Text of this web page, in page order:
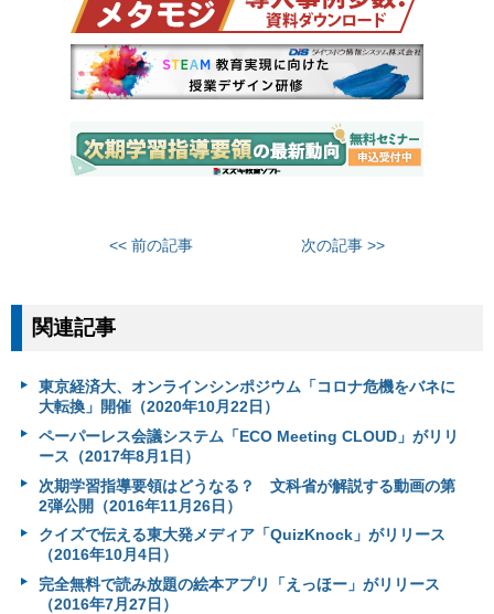
<< 前の記事 次の記事 >>
関連記事
東京経済大、オンラインシンポジウム「コロナ危機をバネに
大転換」開催（2020年10月22日）
ペーパーレス会議システム「ECO Meeting CLOUD」がリリ
ース（2017年8月1日）
次期学習指導要領はどうなる？ 文科省が解説する動画の第
2弾公開（2016年11月26日）
クイズで伝える東大発メディア「QuizKnock」がリリース
（2016年10月4日）
完全無料で読み放題の絵本アプリ「えっほー」がリリース
（2016年7月27日）